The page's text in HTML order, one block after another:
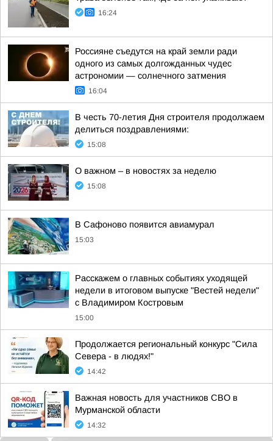
16:24
Россияне съедутся на край земли ради
одного из самых долгожданных чудес
астрономии — солнечного затмения
16:04
В честь 70-летия Дня строителя продолжаем
делиться поздравлениями:
15:08
О важном – в новостях за неделю
15:08
В Сафоново появится авиамурал
15:03
Расскажем о главных событиях уходящей
недели в итоговом выпуске "Вестей недели"
с Владимиром Костровым
15:00
Продолжается региональный конкурс "Сила
Севера - в людях!"
14:42
Важная новость для участников СВО в
Мурманской области
14:32